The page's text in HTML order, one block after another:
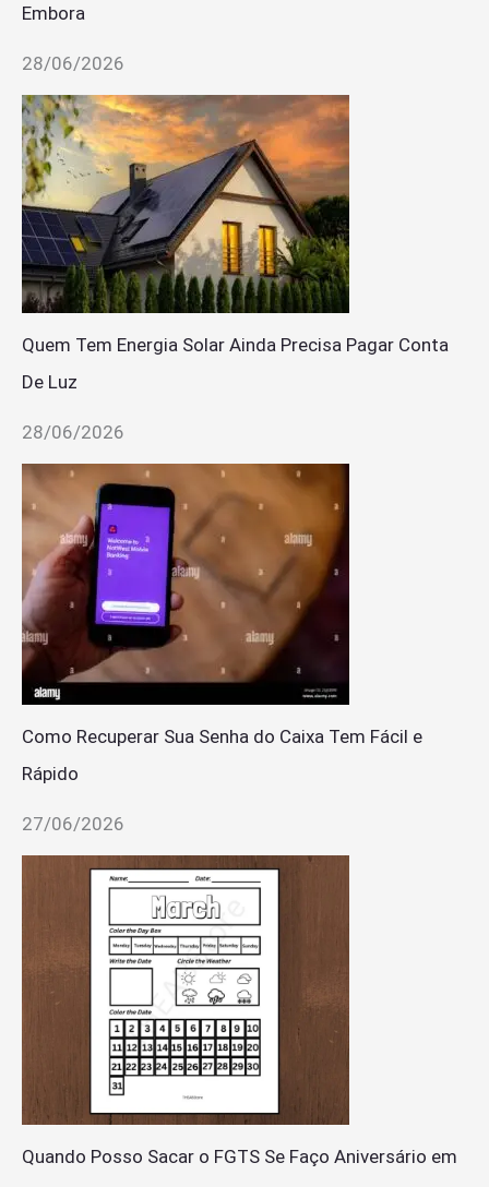
Embora
28/06/2026
Quem Tem Energia Solar Ainda Precisa Pagar Conta
De Luz
28/06/2026
Como Recuperar Sua Senha do Caixa Tem Fácil e
Rápido
27/06/2026
Quando Posso Sacar o FGTS Se Faço Aniversário em